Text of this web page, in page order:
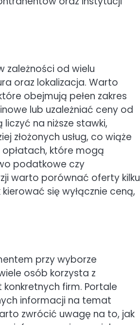
zależności od wielu
oraz lokalizacja. Warto
obejmują pełen zakres
lub uzależniać ceny od
na niższe stawki,
złożonych usług, co wiąże
które mogą
podatkowe czy
warto porównać oferty kilku
się wyłącznie ceną,
przy wyborze
osób korzysta z
firm. Portale
informacji na temat
zwrócić uwagę na to, jak